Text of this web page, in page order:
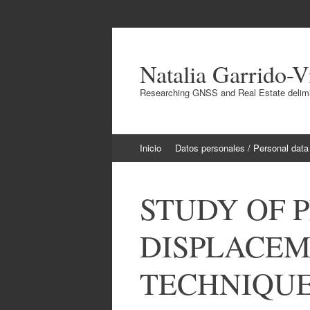
Natalia Garrido-
Researching GNSS and Real Estate
al
Inicio Datos personales / Personal data
STUDY OF